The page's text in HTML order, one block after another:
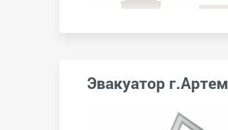
Эвакуатор г.Артем